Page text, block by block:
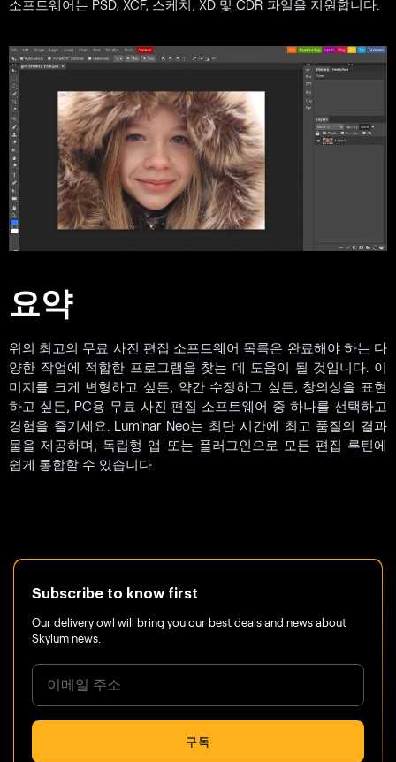
소프트웨어는 PSD, XCF, 스케치, XD 및 CDR 파일을 지원합니다.
요약
위의 최고의 무료 사진 편집 소프트웨어 목록은 완료해야 하는 다
양한 작업에 적합한 프로그램을 찾는 데 도움이 될 것입니다. 이
미지를 크게 변형하고 싶든, 약간 수정하고 싶든, 창의성을 표현
하고 싶든, PC용 무료 사진 편집 소프트웨어 중 하나를 선택하고
경험을 즐기세요. Luminar Neo는 최단 시간에 최고 품질의 결과
물을 제공하며, 독립형 앱 또는 플러그인으로 모든 편집 루틴에
쉽게 통합할 수 있습니다.
Subscribe to know first
Our delivery owl will bring you our best deals and news about
Skylum news.
구독